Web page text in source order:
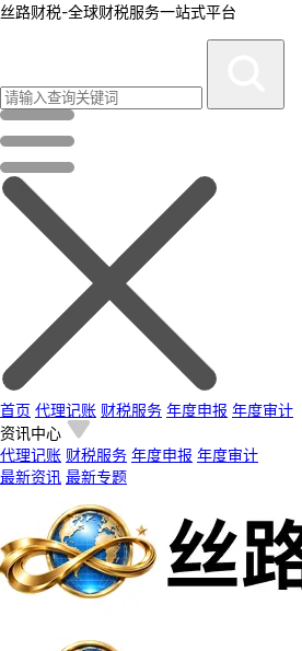
丝路财税-全球财税服务一站式平台
首页 代理记账 财税服务 年度申报 年度审计
资讯中心
代理记账 财税服务 年度申报 年度审计
最新资讯 最新专题